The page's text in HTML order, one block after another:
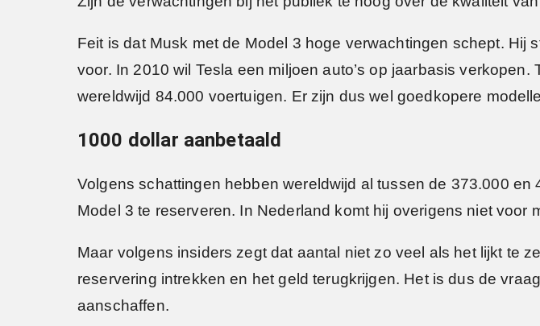
Feit is dat Musk met de Model 3 hoge verwachtingen schept. Hij
voor. In 2010 wil Tesla een miljoen auto’s op jaarbasis
wereldwijd 84.000 voertuigen. Er zijn dus wel goedkopere
1000 dollar aanbetaald
Volgens schattingen hebben wereldwijd al tussen de 373.000
Model 3 te reserveren. In Nederland komt hij overigens niet voor
Maar volgens insiders zegt dat aantal niet zo veel als het lijkt te
reservering intrekken en het geld terugkrijgen. Het is dus de
aanschaffen.